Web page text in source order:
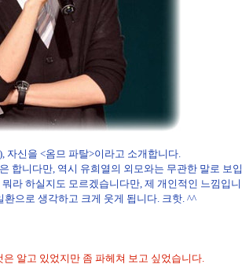
자신을 <옴므 파탈>이라고 소개합니다.
합니다만, 역시 유희열의 외모와는 무관한 말로 보입
라 하실지도 모르겠습니다만, 제 개인적인 느낌입니
으로 생각하고 크게 웃게 됩니다. 크핫. ^^
알고 있었지만 좀 파헤쳐 보고 싶었습니다.